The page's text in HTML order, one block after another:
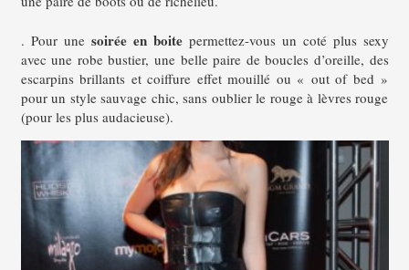
. Pour une soirée en boitepermettez-vous un coté plus sexy
avec une robe bustier, une belle paire de boucles d’oreille, des
escarpins brillants et coiffure effet mouillé ou « out of bed »
pour un style sauvage chic, sans oublier le rouge à lèvres rouge
(pour les plus audacieuse).